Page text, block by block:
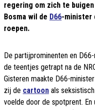
regering om zich te
Bosma wil de D66-minister
roepen.
De partijprominenten en
de teentjes getrapt na de
Gisteren maakte D66-minister
zij de cartoon als
voelde door de spotprent. En